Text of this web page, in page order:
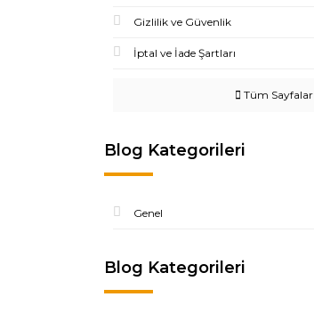
Gizlilik ve Güvenlik
İptal ve İade Şartları
Tüm Sayfalar
Blog Kategorileri
Genel
Blog Kategorileri